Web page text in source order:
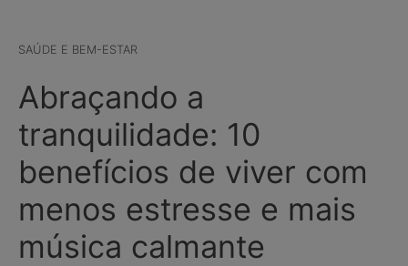
SAÚDE E BEM-ESTAR
Abraçando a
tranquilidade: 10
benefícios de viver com
menos estresse e mais
música calmante